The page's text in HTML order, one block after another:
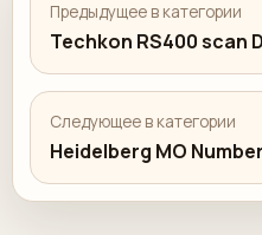
Предыдущее в категории
Techkon RS400 scan
Следующее в категории
Heidelberg MO